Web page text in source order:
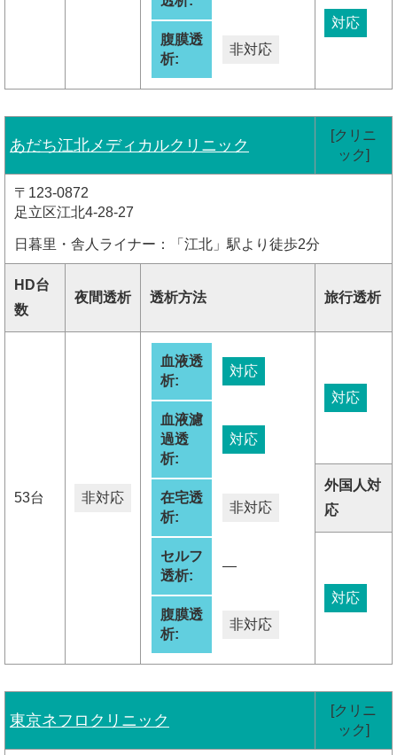
腹膜透
析:
非対応
対応
あだち江北メディカルクリニック
[クリニ
ック]
〒123-0872
足立区江北4-28-27
日暮里・舎人ライナー：「江北」駅より徒歩2分
HD台
数
夜間透析 透析方法 旅行透析
53台 非対応
血液透
析:
対応
血液濾
過透
析:
対応
在宅透
析:
非対応
セルフ
透析:
―
腹膜透
析:
非対応
対応
外国人対
応
対応
東京ネフロクリニック
[クリニ
ック]